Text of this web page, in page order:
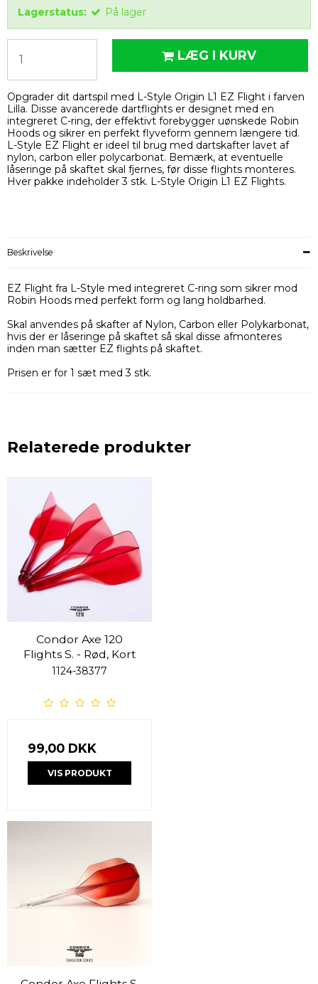
Lagerstatus: På lager
LÆG I KURV
Opgrader dit dartspil med L-Style Origin L1 EZ Flight i farven
Lilla. Disse avancerede dartflights er designet med en
integreret C-ring, der effektivt forebygger uønskede Robin
Hoods og sikrer en perfekt flyveform gennem længere tid.
L-Style EZ Flight er ideel til brug med dartskafter lavet af
nylon, carbon eller polycarbonat. Bemærk, at eventuelle
låseringe på skaftet skal fjernes, før disse flights monteres.
Hver pakke indeholder 3 stk. L-Style Origin L1 EZ Flights.
Beskrivelse
EZ Flight fra L-Style med integreret C-ring som sikrer mod
Robin Hoods med perfekt form og lang holdbarhed.
Skal anvendes på skafter af Nylon, Carbon eller Polykarbonat,
hvis der er låseringe på skaftet så skal disse afmonteres
inden man sætter EZ flights på skaftet.
Prisen er for 1 sæt med 3 stk.
Relaterede produkter
Condor Axe 120
Flights S. - Rød, Kort
1124-38377
99,00 DKK
VIS PRODUKT